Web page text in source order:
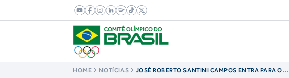
HOME NOTÍCIAS
JOSÉ ROBERTO SANTINI CAMPOS ENTRA PARA O